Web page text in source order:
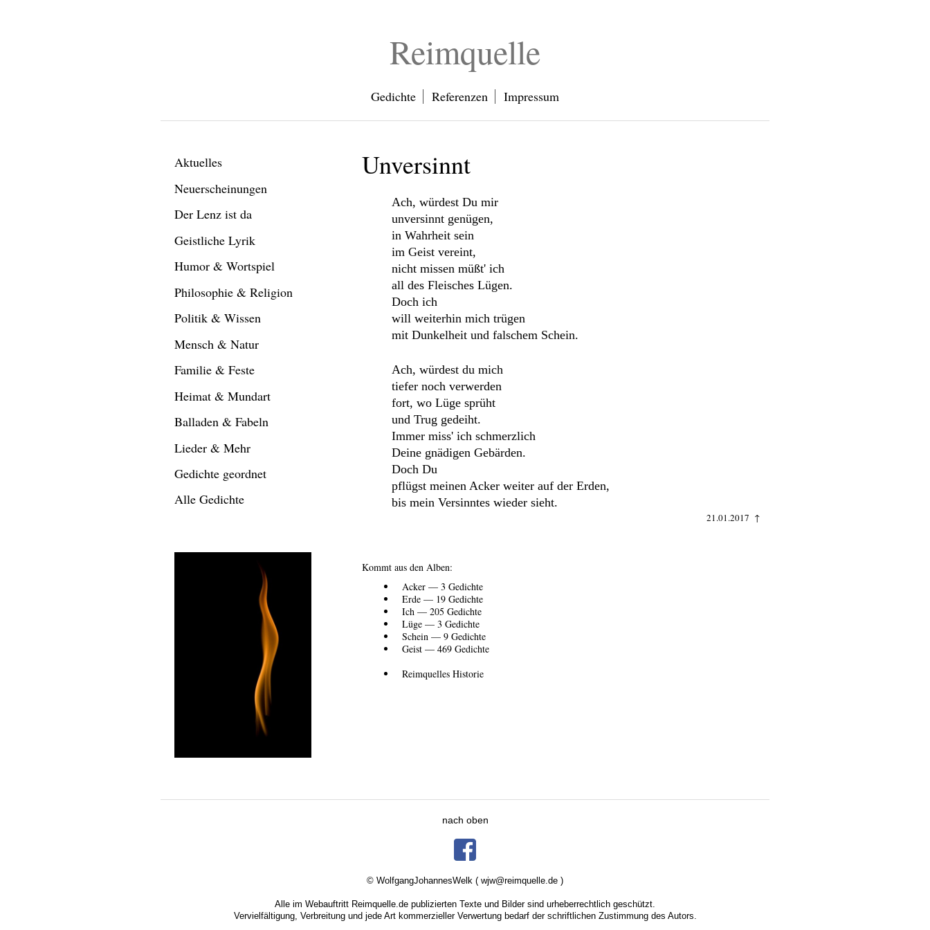
Reimquelle
Gedichte Referenzen Impressum
Unversinnt
Ach, würdest Du mir
unversinnt genügen,
in Wahrheit sein
im Geist vereint,
nicht missen müßt' ich
all des Fleisches Lügen.
Doch ich
will weiterhin mich trügen
mit Dunkelheit und falschem Schein.
Ach, würdest du mich
tiefer noch verwerden
fort, wo Lüge sprüht
und Trug gedeiht.
Immer miss' ich schmerzlich
Deine gnädigen Gebärden.
Doch Du
pflügst meinen Acker weiter auf der Erden,
bis mein Versinntes wieder sieht.
21.01.2017 ↑
Kommt aus den Alben:
Acker — 3 Gedichte
Erde — 19 Gedichte
Ich — 205 Gedichte
Lüge — 3 Gedichte
Schein — 9 Gedichte
Geist — 469 Gedichte
Reimquelles Historie
Aktuelles
Neuerscheinungen
Der Lenz ist da
Geistliche Lyrik
Humor & Wortspiel
Philosophie & Religion
Politik & Wissen
Mensch & Natur
Familie & Feste
Heimat & Mundart
Balladen & Fabeln
Lieder & Mehr
Gedichte geordnet
Alle Gedichte
nach oben
© WolfgangJohannesWelk ( wjw@reimquelle.de )
Alle im Webauftritt Reimquelle.de publizierten Texte und Bilder sind urheberrechtlich geschützt.
Vervielfältigung, Verbreitung und jede Art kommerzieller Verwertung bedarf der schriftlichen Zustimmung des Autors.